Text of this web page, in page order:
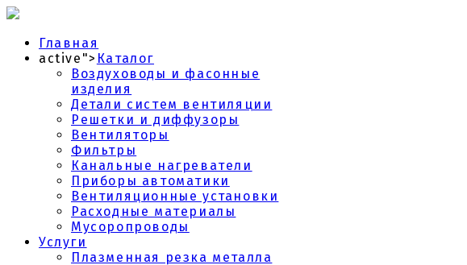
Главная
active"> Каталог
Воздуховоды и фасонные
изделия
Детали систем вентиляции
Решетки и диффузоры
Вентиляторы
Фильтры
Канальные нагреватели
Приборы автоматики
Вентиляционные установки
Расходные материалы
Мусоропроводы
Услуги
Плазменная резка металла